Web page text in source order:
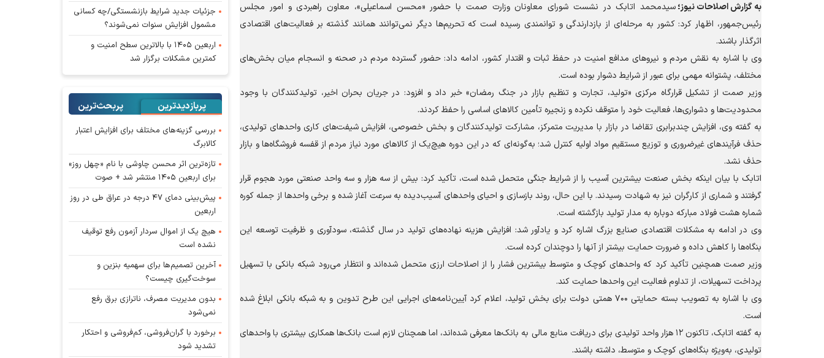
به گزارشاصلاحات نیوز؛سیدمحمد اتابک در نشست شورای معاونان وزارت صمت با حضور «محسن اسماعیلی»، معاون راهبردی و امور مجلس
رئیس‌جمهور، اظهار کرد: کشور به مرحله‌ای از بازدارندگی و توانمندی رسیده است که تحریم‌ها دیگر نمی‌توانند همانند گذشته بر فعالیت‌های اقتصادی
اثرگذار باشند.
وی با اشاره به نقش مردم و نیرو‌های مدافع امنیت در حفظ ثبات و اقتدار کشور، ادامه داد: حضور گسترده مردم در صحنه و انسجام میان بخش‌های
مختلف، پشتوانه مهمی برای عبور از شرایط دشوار بوده است.
وزیر صمت از تشکیل قرارگاه مرکزی «تولید، تجارت و تنظیم بازار در جنگ رمضان» خبر داد و افزود: در جریان بحران اخیر، تولیدکنندگان با وجود
محدودیت‌ها و دشواری‌ها، فعالیت خود را متوقف نکرده و زنجیره تأمین کالا‌های اساسی را حفظ کردند.
به گفته وی، افزایش چندبرابری تقاضا در بازار با مدیریت متمرکز، مشارکت تولیدکنندگان و بخش خصوصی، افزایش شیفت‌های کاری واحد‌های تولیدی،
حذف فرآیند‌های غیرضروری و توزیع مستقیم مواد اولیه کنترل شد؛ به‌گونه‌ای که در این دوره هیچ‌یک از کالا‌های مورد نیاز مردم از قفسه فروشگاه‌ها و بازار
حذف نشد.
اتابک با بیان اینکه بخش صنعت بیشترین آسیب را از شرایط جنگی متحمل شده است، تأکید کرد: بیش از سه هزار و سه واحد صنعتی مورد هجوم قرار
گرفتند و شماری از کارگران نیز به شهادت رسیدند. با این حال، روند بازسازی و احیای واحد‌های آسیب‌دیده به سرعت آغاز شده و برخی واحد‌ها از جمله کوره
شماره هشت فولاد مبارکه دوباره به مدار تولید بازگشته است.
وی در ادامه به مشکلات اقتصادی صنایع بزرگ اشاره کرد و یادآور شد: افزایش هزینه نهاده‌های تولید در سال گذشته، سودآوری و ظرفیت توسعه این
بنگاه‌ها را کاهش داده و ضرورت حمایت بیشتر از آنها را دوچندان کرده است.
وزیر صمت همچنین تأکید کرد که واحد‌های کوچک و متوسط بیشترین فشار را از اصلاحات ارزی متحمل شده‌اند و انتظار می‌رود شبکه بانکی با تسهیل
پرداخت تسهیلات، از تداوم فعالیت این واحد‌ها حمایت کند.
وی با اشاره به تصویب بسته حمایتی ۷۰۰ همتی دولت برای بخش تولید، اعلام کرد آیین‌نامه‌های اجرایی این طرح تدوین و به شبکه بانکی ابلاغ شده
است.
به گفته اتابک، تاکنون ۱۲ هزار واحد تولیدی برای دریافت منابع مالی به بانک‌ها معرفی شده‌اند، اما همچنان لازم است بانک‌ها همکاری بیشتری با واحد‌های
تولیدی، به‌ویژه بنگاه‌های کوچک و متوسط، داشته باشند.
جزئیات جدید شرایط بازنشستگی/چه کسانی
مشمول افزایش سنوات نمی‌شوند؟
اربعین ۱۴۰۵ با بالاترین سطح امنیت و
کمترین مشکلات برگزار شد
پربازدیدترین پربحث‌ترین‌
بررسی گزینه‌های مختلف برای افزایش اعتبار
کالابرگ
تازه‌ترین اثر محسن چاوشی با نام «چهل روز»
برای اربعین ۱۴۰۵ منتشر شد + صوت
پیش‌بینی دمای ۴۷ درجه در عراق طی در روز
اربعین
هیچ یک از اموال سردار آزمون رفع توقیف
نشده است
آخرین تصمیم‌ها برای سهمیه بنزین و
سوخت‌گیری چیست؟
بدون مدیریت مصرف، ناترازی برق رفع
نمی‌شود
برخورد با گران‌فروشی، کم‌فروشی و احتکار
تشدید شود